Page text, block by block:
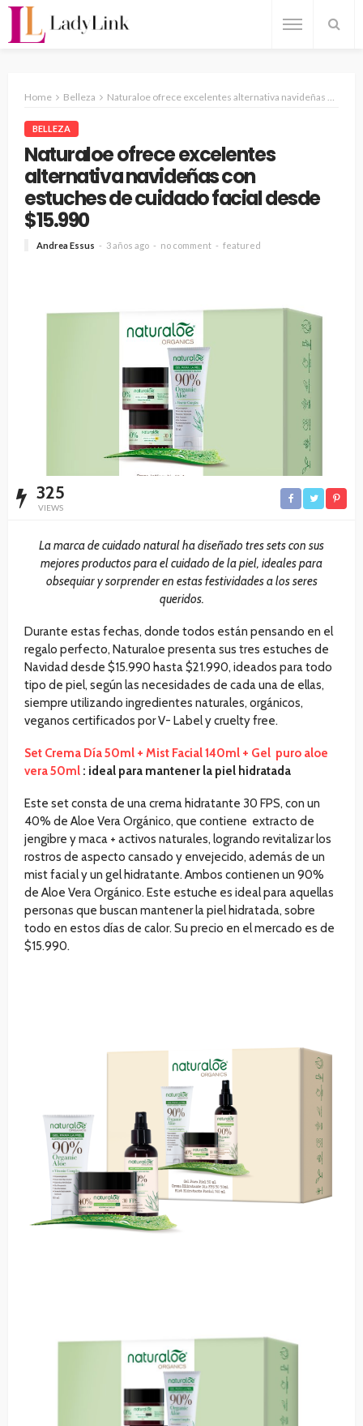
Home Belleza Naturaloe ofrece excelentes alternativa navideñas con estuches de cuidado facial desde $15.990
BELLEZA
Naturaloe ofrece excelentes
alternativa navideñas con
estuches de cuidado facial desde
$15.990
Andrea Essus 3 años ago no comment featured
325
VIEWS
La marca de cuidado natural ha diseñado tres sets con sus
mejores productos para el cuidado de la piel, ideales para
obsequiar y sorprender en estas festividades a los seres
queridos.
Durante estas fechas, donde todos están pensando en el
regalo perfecto, Naturaloe presenta sus tres estuches de
Navidad desde $15.990 hasta $21.990, ideados para todo
tipo de piel, según las necesidades de cada una de ellas,
siempre utilizando ingredientes naturales, orgánicos,
veganos certificados por V- Label y cruelty free.
Set Crema Día 50ml + Mist Facial 140ml + Gel puro aloe
vera 50ml : ideal para mantener la piel hidratada
Este set consta de una crema hidratante 30 FPS, con un
40% de Aloe Vera Orgánico, que contiene extracto de
jengibre y maca + activos naturales, logrando revitalizar los
rostros de aspecto cansado y envejecido, además de un
mist facial y un gel hidratante. Ambos contienen un 90%
de Aloe Vera Orgánico. Este estuche es ideal para aquellas
personas que buscan mantener la piel hidratada, sobre
todo en estos días de calor. Su precio en el mercado es de
$15.990.